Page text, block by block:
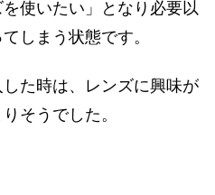
使いたい」となり必要以
しまう状態です。
た時は、レンズに興味が
そうでした。